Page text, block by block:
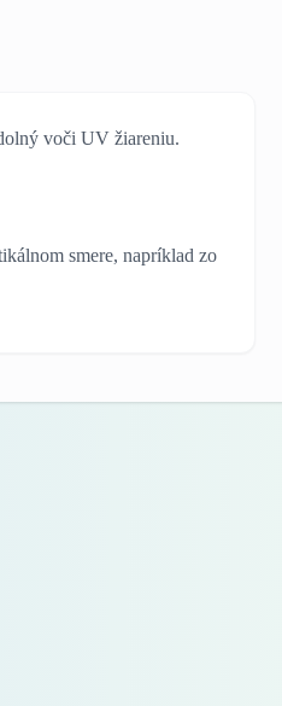
voči UV žiareniu.
smere, napríklad zo